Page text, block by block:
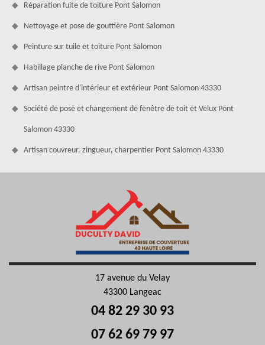
Réparation fuite de toiture Pont Salomon
Nettoyage et pose de gouttière Pont Salomon
Peinture sur tuile et toiture Pont Salomon
Habillage planche de rive Pont Salomon
Artisan peintre d'intérieur et extérieur Pont Salomon 43330
Société de pose et changement de fenêtre de toit et Velux Pont
Salomon 43330
Artisan couvreur, zingueur, charpentier Pont Salomon 43330
17 avenue du Velay
43300 Langeac
04 82 29 30 93
07 62 69 79 97